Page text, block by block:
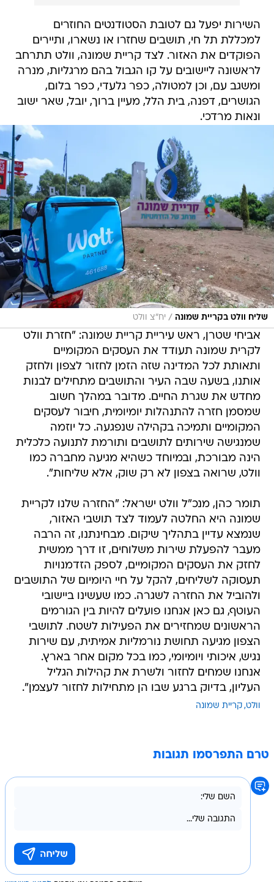
השירות יפעל גם לטובת הסטודנטים החוזרים
למכללת תל חי, תושבים שחזרו או נשארו, ותיירים
הפוקדים את האזור. לצד קריית שמונה, וולט תתרחב
לראשונה ליישובים על קו הגבול בהם מרגליות, מנרה
ומשגב עם, וכן למטולה, כפר גלעדי, כפר בלום,
הגושרים, דפנה, בית הלל, מעיין ברוך, יובל, שאר ישוב
ונאות מרדכי.
שליח וולט בקריית שמונה / יח"צ וולט
אביחי שטרן, ראש עיריית קריית שמונה: "חזרת וולט
לקרית שמונה תעודד את העסקים המקומיים
ותאותת לכל המדינה שזה הזמן לחזור לצפון ולחזק
אותנו, בשעה שבה העיר והתושבים מתחילים לבנות
מחדש את שגרת החיים. מדובר במהלך חשוב
שמסמן חזרה להתנהלות יומיומית, חיבור לעסקים
המקומיים ותמיכה בקהילה שנפגעה. כל יוזמה
שמנגישה שירותים לתושבים ותורמת לתנועה כלכלית
הינה מבורכת, ובמיוחד כשהיא מגיעה מחברה כמו
וולט, שרואה בצפון לא רק שוק, אלא שליחות".
תומר כהן, מנכ"ל וולט ישראל: "החזרה שלנו לקריית
שמונה היא החלטה לעמוד לצד תושבי האזור,
שנמצא עדיין בתהליך שיקום. מבחינתנו, זה הרבה
מעבר להפעלת שירות משלוחים, זו דרך ממשית
לחזק את העסקים המקומיים, לספק הזדמנויות
תעסוקה לשליחים, להקל על חיי היומיום של התושבים
ולהוביל את החזרה לשגרה. כמו שעשינו ביישובי
העוטף, גם כאן אנחנו פועלים להיות בין הגורמים
הראשונים שמחזירים את הפעילות לשטח. לתושבי
הצפון מגיעה תחושת נורמליות אמיתית, עם שירות
נגיש, איכותי ויומיומי, כמו בכל מקום אחר בארץ.
אנחנו שמחים לחזור ולשרת את קהילות הגליל
העליון, בדיוק ברגע שבו הן מתחילות לחזור לעצמן".
וולט קריית שמונה
טרם התפרסמו תגובות